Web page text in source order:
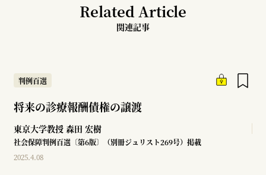
Related Article
関連記事
判例百選
将来の診療報酬債権の譲渡
東京大学教授 森田 宏樹
社会保障判例百選〔第6版〕（別冊ジュリスト269号）掲載
2025.4.08